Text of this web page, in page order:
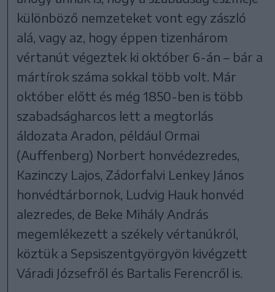
különböző nemzeteket vont egy zászló
alá, vagy az, hogy éppen tizenhárom
vértanút végeztek ki október 6-án – bár a
mártírok száma sokkal több volt. Már
október előtt és még 1850-ben is több
szabadságharcos lett a megtorlás
áldozata Aradon, például Ormai
(Auffenberg) Norbert honvédezredes,
Kazinczy Lajos, Zádorfalvi Lenkey János
honvédtárbornok, Ludvig Hauk honvéd
alezredes, de Beke Mihály András
megemlékezett a székely vértanúkról,
köztük a Sepsiszentgyörgyön kivégzett
Váradi Józsefről és Bartalis Ferencről is.